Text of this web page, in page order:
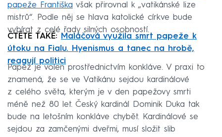
papeže Františka však přirovnal k „vatikánské lize
mistrů“. Podle něj se hlava katolické církve bude
vybírat z celé řady silných osobností.
ČTĚTE TAKÉ:
Maláčová využila smrt papeže k
útoku na Fialu. Hyenismus a tanec na hrobě,
reagují politici
Papež je volen prostřednictvím konkláve. V praxi to
znamená, že se ve Vatikánu sejdou kardinálové
z celého světa, kterým je v den papežovy smrti
méně než 80 let. Český kardinál Dominik Duka tak
bude na letošním konkláve chybět. Kardinálové se
sejdou za zamčenými dveřmi, musí složit slib